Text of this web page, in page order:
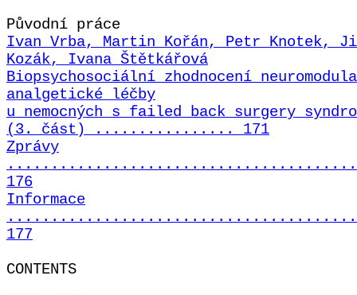
Původní práce
Ivan Vrba, Martin Kořán, Petr Knotek,
Kozák, Ivana Štětkářová
Biopsychosociální zhodnocení
analgetické léčby
u nemocných s failed back surgery
(3. část) ................ 171
Zprávy
176
Informace
177
CONTENTS